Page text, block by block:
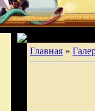
Главная »